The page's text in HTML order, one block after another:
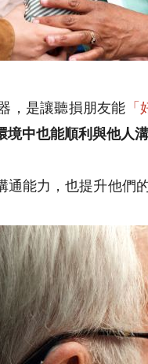
，是讓聽損朋友能
境中也能順利與他人溝
能力，也提升他們